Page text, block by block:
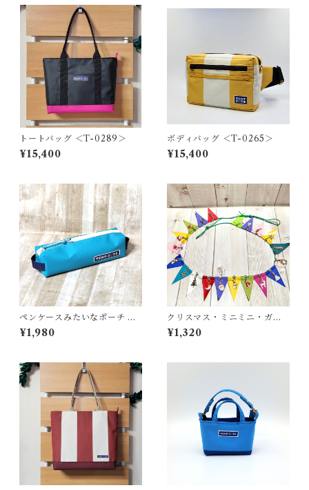
トートバッグ ＜T-0289＞
¥15,400
ボディバッグ ＜T-0265＞
¥15,400
ペンケースみたいなポーチ ＜
K-0664＞
¥1,980
クリスマス・ミニミニ・ガー
ランド ＜K-0687＞
¥1,320